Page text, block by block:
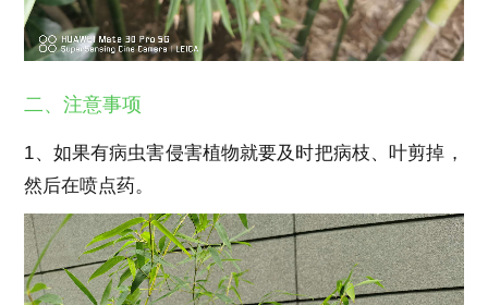
二、注意事项
1、如果有病虫害侵害植物就要及时把病枝、叶剪掉，
然后在喷点药。